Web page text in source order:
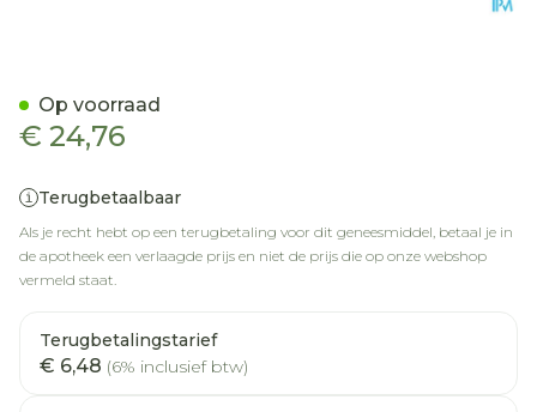
€ 24,76
Terugbetaalbaar
Als je recht hebt op een terugbetaling voor dit geneesmiddel, betaal je in
de apotheek een verlaagde prijs en niet de prijs die op onze webshop
vermeld staat.
Terugbetalingstarief
€ 6,48 (6% inclusief btw)
Op voorraad